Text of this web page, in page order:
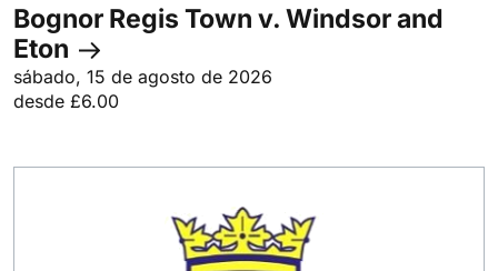
Bognor Regis Town v. Windsor and
Eton
sábado, 15 de agosto de 2026
desde £6.00